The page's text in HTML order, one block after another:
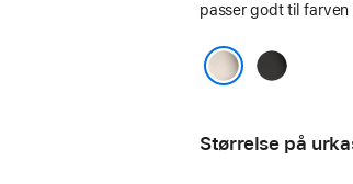
passer godt til
Sort
Størrelse på